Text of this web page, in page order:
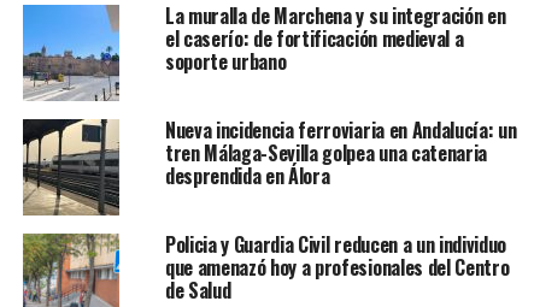
La muralla de Marchena y su integración en
el caserío: de fortificación medieval a
soporte urbano
Nueva incidencia ferroviaria en Andalucía: un
tren Málaga-Sevilla golpea una catenaria
desprendida en Álora
Policia y Guardia Civil reducen a un individuo
que amenazó hoy a profesionales del Centro
de Salud